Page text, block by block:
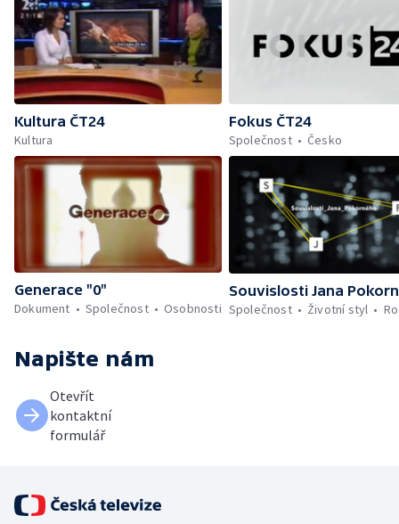
Kultura ČT24
Kultura
Fokus ČT24
Společnost
Česko
Generace "0"
Dokument
Společnost Osobnosti
Souvislosti Jana
Společnost
Životní styl
Napište nám
Otevřít
kontaktní
formulář